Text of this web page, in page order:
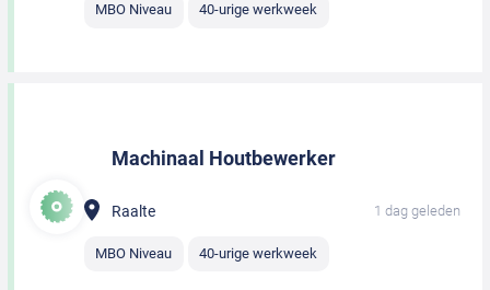
MBO Niveau 40-urige werkweek
Machinaal Houtbewerker
Raalte 1 dag geleden
MBO Niveau 40-urige werkweek